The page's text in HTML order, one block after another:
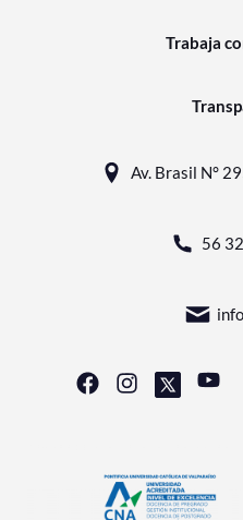
Trabaja
Av. Brasil N°
56